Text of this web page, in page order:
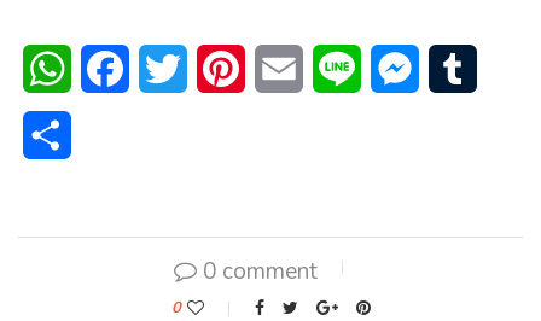
WhatsAppFacebookTwitter PinterestEmail Line Messenger
0 comment
0